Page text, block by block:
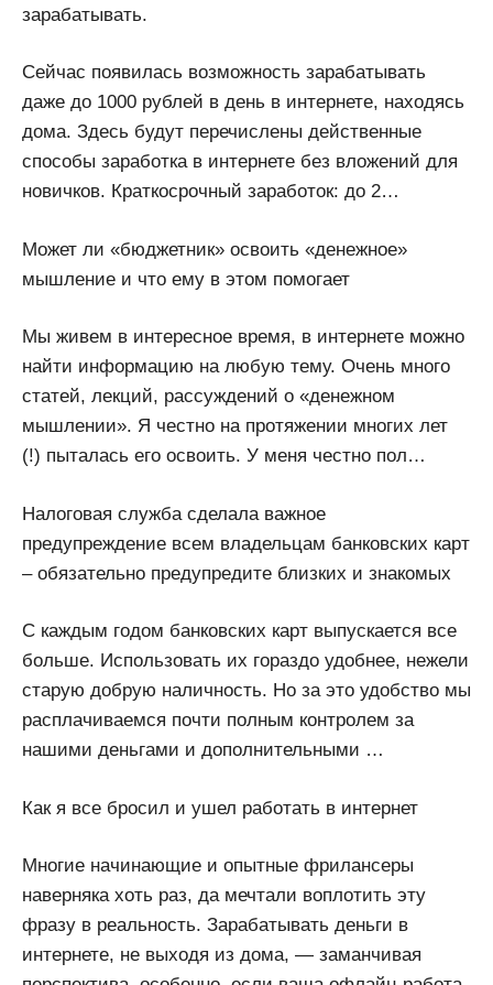
зарабатывать.
Сейчас появилась возможность зарабатывать
даже до 1000 рублей в день в интернете, находясь
дома. Здесь будут перечислены действенные
способы заработка в интернете без вложений для
новичков. Краткосрочный заработок: до 2…
Может ли «бюджетник» освоить «денежное»
мышление и что ему в этом помогает
Мы живем в интересное время, в интернете можно
найти информацию на любую тему. Очень много
статей, лекций, рассуждений о «денежном
мышлении». Я честно на протяжении многих лет
(!) пыталась его освоить. У меня честно пол…
Налоговая служба сделала важное
предупреждение всем владельцам банковских карт
– обязательно предупредите близких и знакомых
С каждым годом банковских карт выпускается все
больше. Использовать их гораздо удобнее, нежели
старую добрую наличность. Но за это удобство мы
расплачиваемся почти полным контролем за
нашими деньгами и дополнительными …
Как я все бросил и ушел работать в интернет
Многие начинающие и опытные фрилансеры
наверняка хоть раз, да мечтали воплотить эту
фразу в реальность. Зарабатывать деньги в
интернете, не выходя из дома, — заманчивая